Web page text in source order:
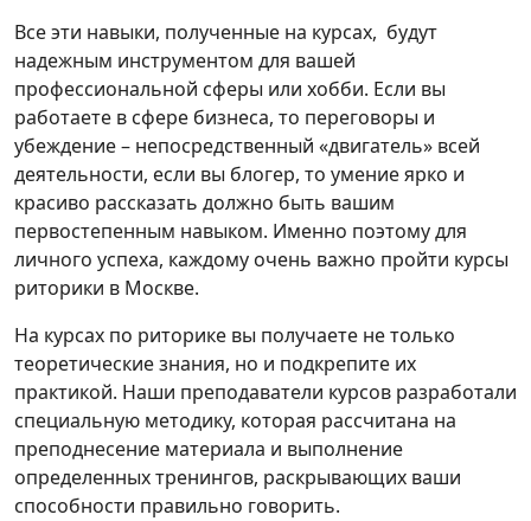
Все эти навыки, полученные на курсах, будут
надежным инструментом для вашей
профессиональной сферы или хобби. Если вы
работаете в сфере бизнеса, то переговоры и
убеждение – непосредственный «двигатель» всей
деятельности, если вы блогер, то умение ярко и
красиво рассказать должно быть вашим
первостепенным навыком. Именно поэтому для
личного успеха, каждому очень важно пройти курсы
риторики в Москве.
На курсах по риторике вы получаете не только
теоретические знания, но и подкрепите их
практикой. Наши преподаватели курсов разработали
специальную методику, которая рассчитана на
преподнесение материала и выполнение
определенных тренингов, раскрывающих ваши
способности правильно говорить.